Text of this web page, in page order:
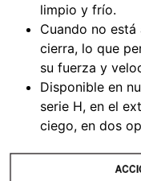
limpio y frío.
Cuando no
cierra, lo que
su fuerza y
Disponible en
serie H, en el
ciego, en dos